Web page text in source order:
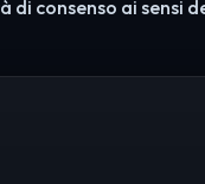
consenso ai sensi